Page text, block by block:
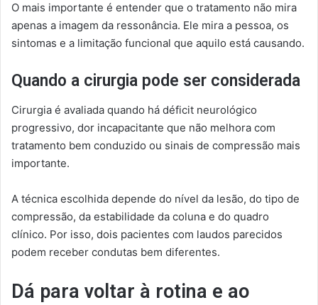
O mais importante é entender que o tratamento não mira
apenas a imagem da ressonância. Ele mira a pessoa, os
sintomas e a limitação funcional que aquilo está causando.
Quando a cirurgia pode ser considerada
Cirurgia é avaliada quando há déficit neurológico
progressivo, dor incapacitante que não melhora com
tratamento bem conduzido ou sinais de compressão mais
importante.
A técnica escolhida depende do nível da lesão, do tipo de
compressão, da estabilidade da coluna e do quadro
clínico. Por isso, dois pacientes com laudos parecidos
podem receber condutas bem diferentes.
Dá para voltar à rotina e ao